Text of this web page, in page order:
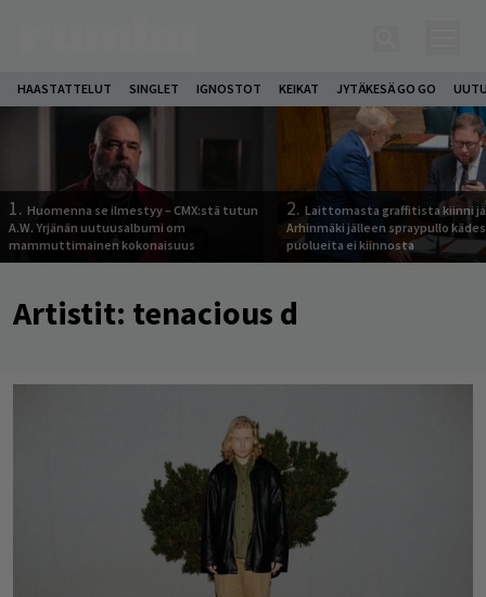
HAASTATTELUT SINGLET IGNOSTOT KEIKAT JYTÄKESÄ GO GO
1. Huomenna se ilmestyy – CMX:stä tutun
A.W. Yrjänän uutuusalbumi om
mammuttimainen kokonaisuus
2. Laittomasta graffitista kiinni
Arhinmäki jälleen spraypullo
puolueita ei kiinnosta
Artistit: tenacious d